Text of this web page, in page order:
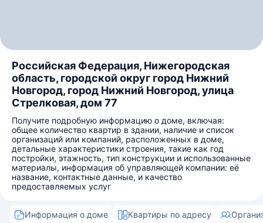
Российская Федерация, Нижегородская
область, городской округ город Нижний
Новгород, город Нижний Новгород, улица
Стрелковая, дом 77
Получите подробную информацию о доме, включая:
общее количество квартир в здании, наличие и список
организаций или компаний, расположенных в доме,
детальные характеристики строения, такие как год
постройки, этажность, тип конструкции и использованные
материалы, информация об управляющей компании: её
название, контактные данные, и качество
предоставляемых услуг
Информация о доме Квартиры по адресу